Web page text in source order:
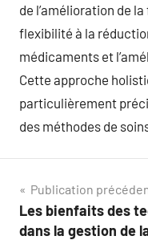
de l’amélioration de
flexibilité à la
médicaments et
Cette approche
particulièrement
des méthodes de
Navigation
de
Publication
Les bienfaits des
dans la gestion de